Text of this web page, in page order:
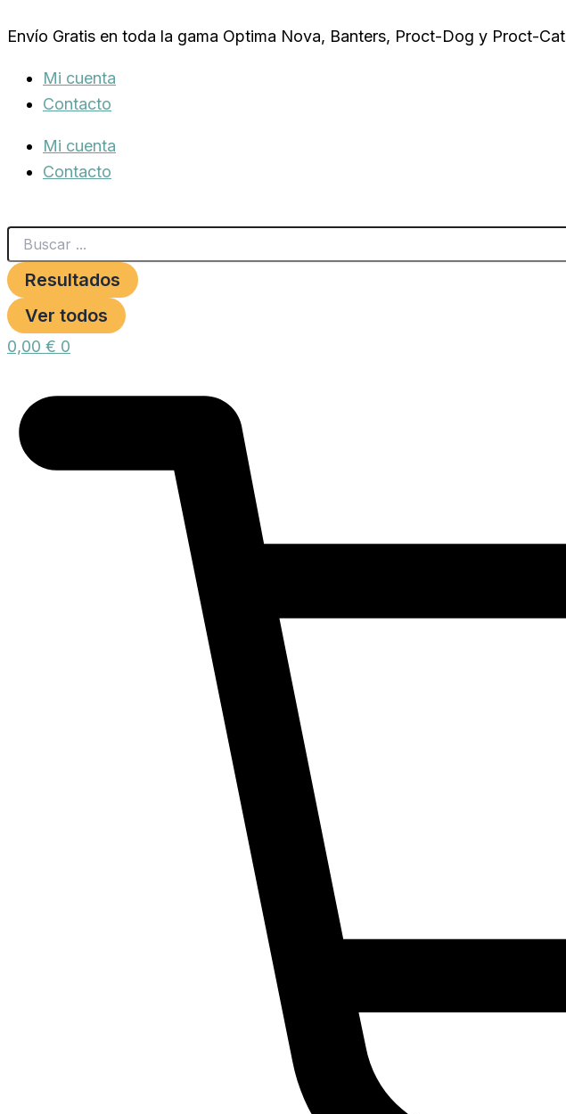
al
Envío Gratis en toda la gama Optima Nova, Banters, Proct-Dog y Proct-Cat
Mi cuenta
Contacto
Mi cuenta
Contacto
Resultados
Ver todos
0,00 € 0
Perro
cantidad